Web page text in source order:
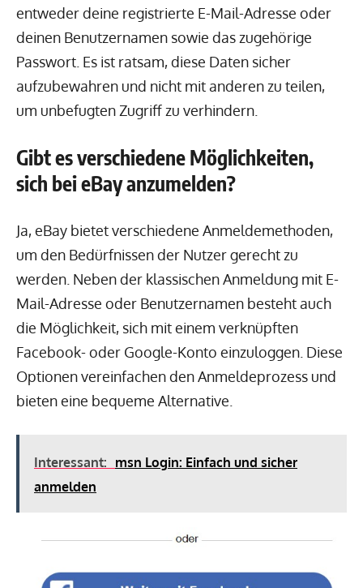
entweder deine registrierte E-Mail-Adresse oder
deinen Benutzernamen sowie das zugehörige
Passwort. Es ist ratsam, diese Daten sicher
aufzubewahren und nicht mit anderen zu teilen,
um unbefugten Zugriff zu verhindern.
Gibt es verschiedene Möglichkeiten,
sich bei eBay anzumelden?
Ja, eBay bietet verschiedene Anmeldemethoden,
um den Bedürfnissen der Nutzer gerecht zu
werden. Neben der klassischen Anmeldung mit E-
Mail-Adresse oder Benutzernamen besteht auch
die Möglichkeit, sich mit einem verknüpften
Facebook- oder Google-Konto einzuloggen. Diese
Optionen vereinfachen den Anmeldeprozess und
bieten eine bequeme Alternative.
Interessant: msn Login: Einfach und sicher
anmelden